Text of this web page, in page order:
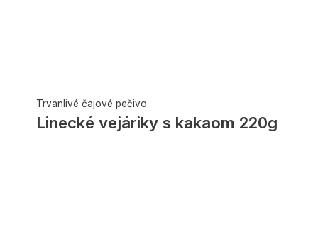
Trvanlivé čajové pečivo
Linecké vejáriky s kakaom 220g